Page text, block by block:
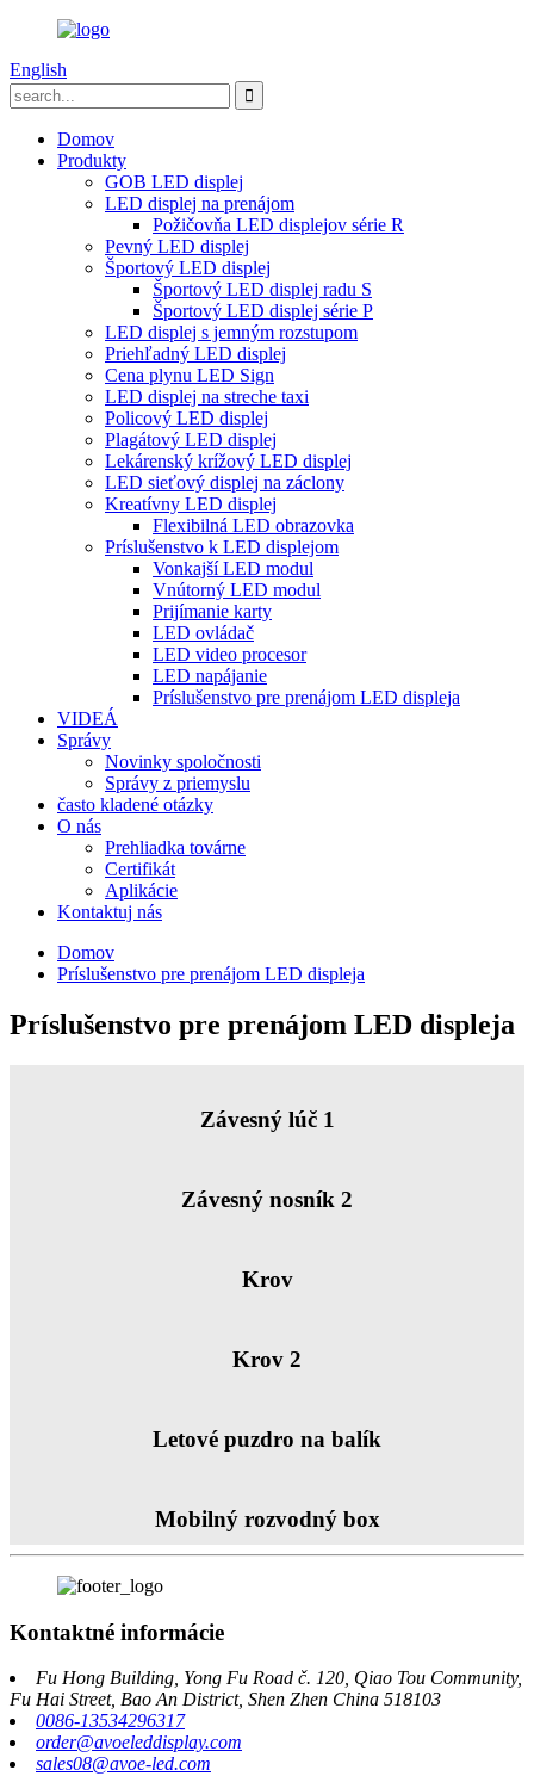
English
Domov
Produkty
GOB LED displej
LED displej na prenájom
Požičovňa LED displejov série R
Pevný LED displej
Športový LED displej
Športový LED displej radu S
Športový LED displej série P
LED displej s jemným rozstupom
Priehľadný LED displej
Cena plynu LED Sign
LED displej na streche taxi
Policový LED displej
Plagátový LED displej
Lekárenský krížový LED displej
LED sieťový displej na záclony
Kreatívny LED displej
Flexibilná LED obrazovka
Príslušenstvo k LED displejom
Vonkajší LED modul
Vnútorný LED modul
Prijímanie karty
LED ovládač
LED video procesor
LED napájanie
Príslušenstvo pre prenájom LED displeja
VIDEÁ
Správy
Novinky spoločnosti
Správy z priemyslu
často kladené otázky
O nás
Prehliadka továrne
Certifikát
Aplikácie
Kontaktuj nás
Domov
Príslušenstvo pre prenájom LED displeja
Príslušenstvo pre prenájom LED displeja
Závesný lúč 1
Závesný nosník 2
Krov
Krov 2
Letové puzdro na balík
Mobilný rozvodný box
Kontaktné informácie
Fu Hong Building, Yong Fu Road č. 120, Qiao Tou Community,
Fu Hai Street, Bao An District, Shen Zhen China 518103
0086-13534296317
order@avoeleddisplay.com
sales08@avoe-led.com